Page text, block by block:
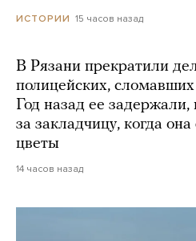
ИСТОРИИ 15 часов назад
В Рязани прекратили
полицейских, сломавших
Год назад ее задержали,
за закладчицу, когда
цветы
14 часов назад